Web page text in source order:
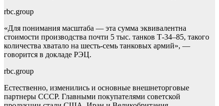
rbc.group
«Для понимания масштаба — эта сумма эквивалентна
стоимости производства почти 5 тыс. танков Т‑34–85, такого
количества хватало на шесть-семь танковых армий», —
говорится в докладе РЭЦ.
rbc.group
Естественно, изменились и основные внешнеторговые
партнеры СССР. Главными покупателями советской